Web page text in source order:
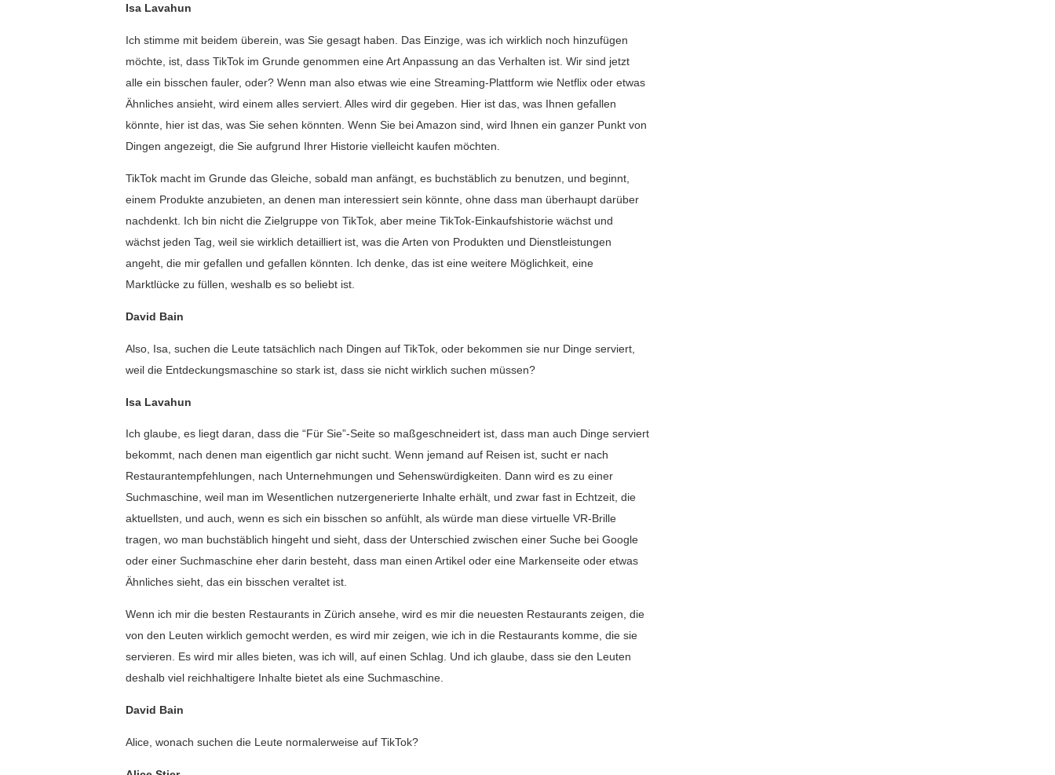
Isa Lavahun
Ich stimme mit beidem überein, was Sie gesagt haben. Das Einzige, was ich wirklich noch hinzufügen
möchte, ist, dass TikTok im Grunde genommen eine Art Anpassung an das Verhalten ist. Wir sind jetzt
alle ein bisschen fauler, oder? Wenn man also etwas wie eine Streaming-Plattform wie Netflix oder etwas
Ähnliches ansieht, wird einem alles serviert. Alles wird dir gegeben. Hier ist das, was Ihnen gefallen
könnte, hier ist das, was Sie sehen könnten. Wenn Sie bei Amazon sind, wird Ihnen ein ganzer Punkt von
Dingen angezeigt, die Sie aufgrund Ihrer Historie vielleicht kaufen möchten.
TikTok macht im Grunde das Gleiche, sobald man anfängt, es buchstäblich zu benutzen, und beginnt,
einem Produkte anzubieten, an denen man interessiert sein könnte, ohne dass man überhaupt darüber
nachdenkt. Ich bin nicht die Zielgruppe von TikTok, aber meine TikTok-Einkaufshistorie wächst und
wächst jeden Tag, weil sie wirklich detailliert ist, was die Arten von Produkten und Dienstleistungen
angeht, die mir gefallen und gefallen könnten. Ich denke, das ist eine weitere Möglichkeit, eine
Marktlücke zu füllen, weshalb es so beliebt ist.
David Bain
Also, Isa, suchen die Leute tatsächlich nach Dingen auf TikTok, oder bekommen sie nur Dinge serviert,
weil die Entdeckungsmaschine so stark ist, dass sie nicht wirklich suchen müssen?
Isa Lavahun
Ich glaube, es liegt daran, dass die “Für Sie”-Seite so maßgeschneidert ist, dass man auch Dinge serviert
bekommt, nach denen man eigentlich gar nicht sucht. Wenn jemand auf Reisen ist, sucht er nach
Restaurantempfehlungen, nach Unternehmungen und Sehenswürdigkeiten. Dann wird es zu einer
Suchmaschine, weil man im Wesentlichen nutzergenerierte Inhalte erhält, und zwar fast in Echtzeit, die
aktuellsten, und auch, wenn es sich ein bisschen so anfühlt, als würde man diese virtuelle VR-Brille
tragen, wo man buchstäblich hingeht und sieht, dass der Unterschied zwischen einer Suche bei Google
oder einer Suchmaschine eher darin besteht, dass man einen Artikel oder eine Markenseite oder etwas
Ähnliches sieht, das ein bisschen veraltet ist.
Wenn ich mir die besten Restaurants in Zürich ansehe, wird es mir die neuesten Restaurants zeigen, die
von den Leuten wirklich gemocht werden, es wird mir zeigen, wie ich in die Restaurants komme, die sie
servieren. Es wird mir alles bieten, was ich will, auf einen Schlag. Und ich glaube, dass sie den Leuten
deshalb viel reichhaltigere Inhalte bietet als eine Suchmaschine.
David Bain
Alice, wonach suchen die Leute normalerweise auf TikTok?